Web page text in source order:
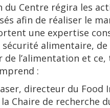
du Centre régira les
afin de réaliser le
une expertise
alimentaire,
l’alimentation et
:
directeur du Food
Chaire de recherche